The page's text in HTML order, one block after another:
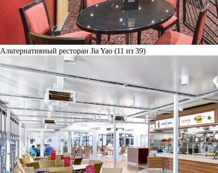
Альтернативный ресторан Jia Yao (11 из 39)